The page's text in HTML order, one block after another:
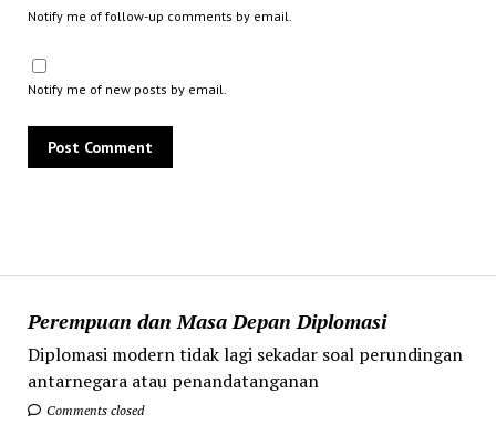
Perempuan dan Masa Depan Diplomasi
Diplomasi modern tidak lagi sekadar soal perundingan
antarnegara atau penandatanganan
Comments closed
Notify me of follow-up comments by email.
Notify me of new posts by email.